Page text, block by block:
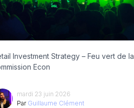
Investment Strategy – Feu vert de la
Econ
mardi 23 juin 2026
Par Guillaume Clément